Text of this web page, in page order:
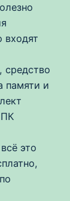
входят
средство
памяти и
ПК
это